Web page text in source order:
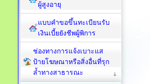
ผู้สูงอายุ
แบบคำขอขึ้นทะเบียนรับ
เงินเบี้ยยังชีพผู้พิการ
ช่องทางการแจ้งเบาะแส
ป้ายโฆษณาหรือสิ่งอื่นที่รุก
ล้ำทางสาธารณะ